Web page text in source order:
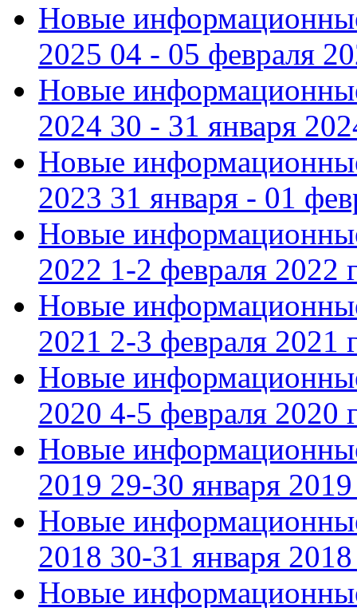
Новые
2025 04 - 05 февраля
Новые
2024 30 - 31 января
Новые
2023 31 января - 01
Новые
2022 1-2 февраля 2022
Новые
2021 2-3 февраля 2021
Новые
2020 4-5 февраля 2020
Новые
2019 29-30 января 2019
Новые
2018 30-31 января 2018
Новые